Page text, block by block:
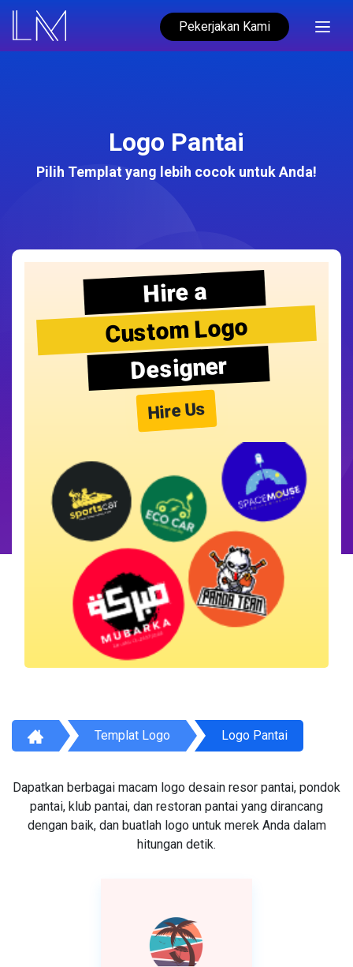
Pekerjakan Kami
Logo Pantai
Pilih Templat yang lebih cocok untuk Anda!
Hire a
Custom Logo
Designer
Hire Us
Templat Logo Logo Pantai
Dapatkan berbagai macam logo desain resor pantai, pondok
pantai, klub pantai, dan restoran pantai yang dirancang
dengan baik, dan buatlah logo untuk merek Anda dalam
hitungan detik.